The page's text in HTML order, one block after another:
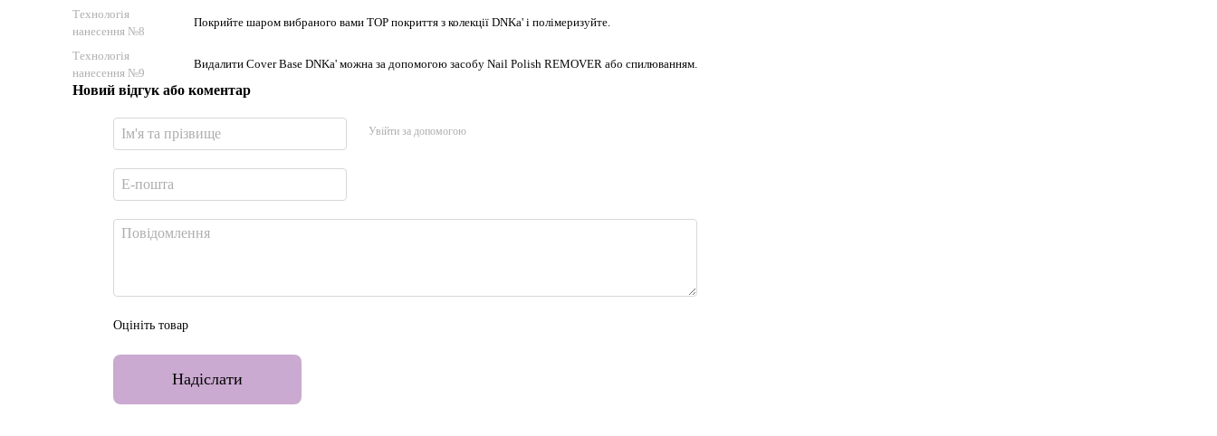
Технологія
нанесення №8
Покрийте шаром вибраного вами TOP покриття з колекції DNKa' і полімеризуйте.
Технологія
нанесення №9
Видалити Cover Base DNKa' можна за допомогою засобу Nail Polish REMOVER або спилюванням.
Новий відгук або коментар
Увійти за допомогою
Оцініть товар
Надіслати